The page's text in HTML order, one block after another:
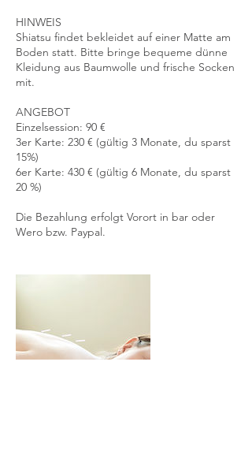
HINWEIS
Shiatsu findet bekleidet auf einer Matte am
Boden statt. Bitte bringe bequeme dünne
Kleidung aus Baumwolle und frische Socken
mit.
ANGEBOT
Einzelsession: 90 €
3er Karte: 230 € (gültig 3 Monate, du sparst
15%)
6er Karte: 430 € (gültig 6 Monate, du sparst
20 %​​)
Die Bezahlung erfolgt Vorort in bar oder
Wero bzw. Paypal.